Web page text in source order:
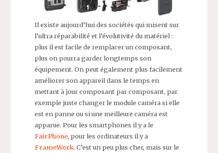
Il existe aujourd’hui des sociétés qui misent sur
l’ultra réparabilité et l’évolutivité du matériel :
plus il est facile de remplacer un composant,
plus on pourra garder longtemps son
équipement. On peut également plus facilement
améliorer son appareil dans le temps en
mettant à jour composant par composant, par
exemple juste changer le module caméra si elle
est en panne ou si une meilleure caméra est
apparue. Pour les smartphones il y a le
FairPhone, pour les ordinateurs il y a
FrameWork. C’est un peu plus cher, mais sur le